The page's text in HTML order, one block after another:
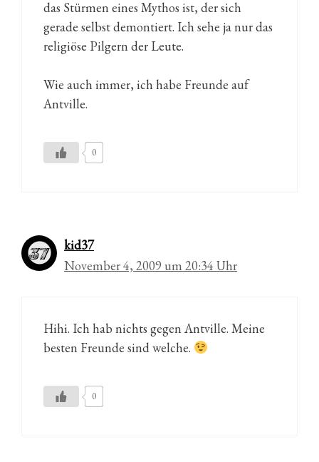
das Stürmen eines Mythos ist, der sich
gerade selbst demontiert. Ich sehe ja nur das
religiöse Pilgern der Leute.
Wie auch immer, ich habe Freunde auf
Antville.
0
kid37
November 4, 2009 um 20:34 Uhr
Hihi. Ich hab nichts gegen Antville. Meine
besten Freunde sind welche.
0